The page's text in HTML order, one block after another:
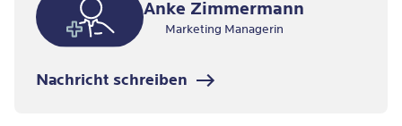
Anke Zimmermann
Marketing Managerin
Nachricht schreiben